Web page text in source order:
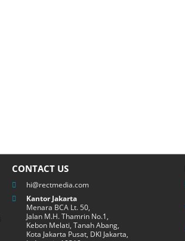
CONTACT US
hi@rectmedia.com
Kantor Jakarta
Menara BCA Lt. 50,
Jalan M.H. Thamrin No.1,
Kebon Melati, Tanah Abang,
Kota Jakarta Pusat, DKI Jakarta,